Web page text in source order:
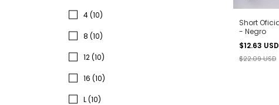
4 (10)
8 (10)
12 (10)
16 (10)
L (10)
Short
- Negro
$12.63 USD
$22.09 USD